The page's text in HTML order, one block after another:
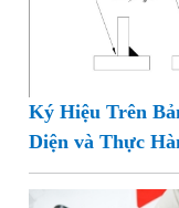
Ký Hiệu Trên
Diện và Thực